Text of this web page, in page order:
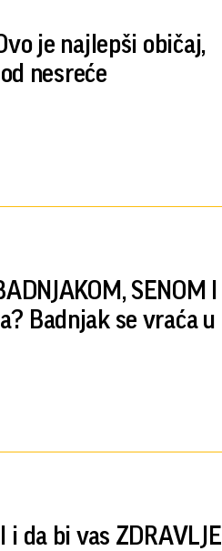
je najlepši običaj,
nesreće
SENOM I
Badnjak se vraća u
i da bi vas ZDRAVLJE